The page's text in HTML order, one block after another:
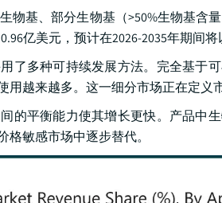
物基、部分生物基（>50%生物基含
亿美元，预计在2026-2035年期间将
了多种可持续发展方法。完全基于
越来越多。这一细分市场正在定义
的平衡能力使其增长更快。产品中
敏感市场中逐步替代。